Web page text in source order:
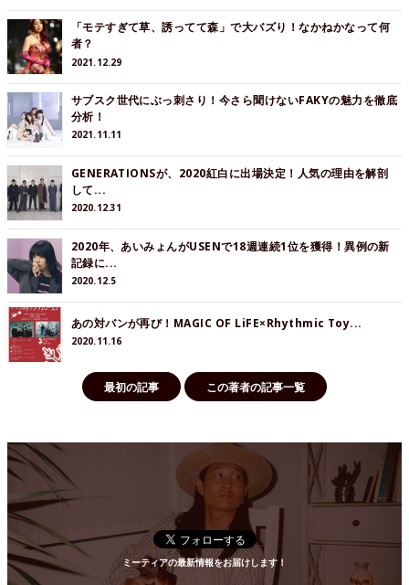
「モテすぎて草、誘ってて森」で大バズり！なかねかなって何
者？
2021.12.29
サブスク世代にぶっ刺さり！今さら聞けないFAKYの魅力を徹底
分析！
2021.11.11
GENERATIONSが、2020紅白に出場決定！人気の理由を解剖
して...
2020.12.31
2020年、あいみょんがUSENで18週連続1位を獲得！異例の新
記録に...
2020.12.5
あの対バンが再び！MAGIC OF LiFE×Rhythmic Toy...
2020.11.16
最初の記事 この著者の記事一覧
ミーティアの最新情報をお届けします！